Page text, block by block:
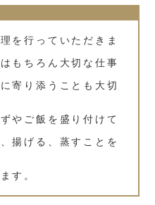
を行っていただきま
もちろん大切な仕事
寄り添うことも大切
やご飯を盛り付けて
揚げる、蒸すことを
す。